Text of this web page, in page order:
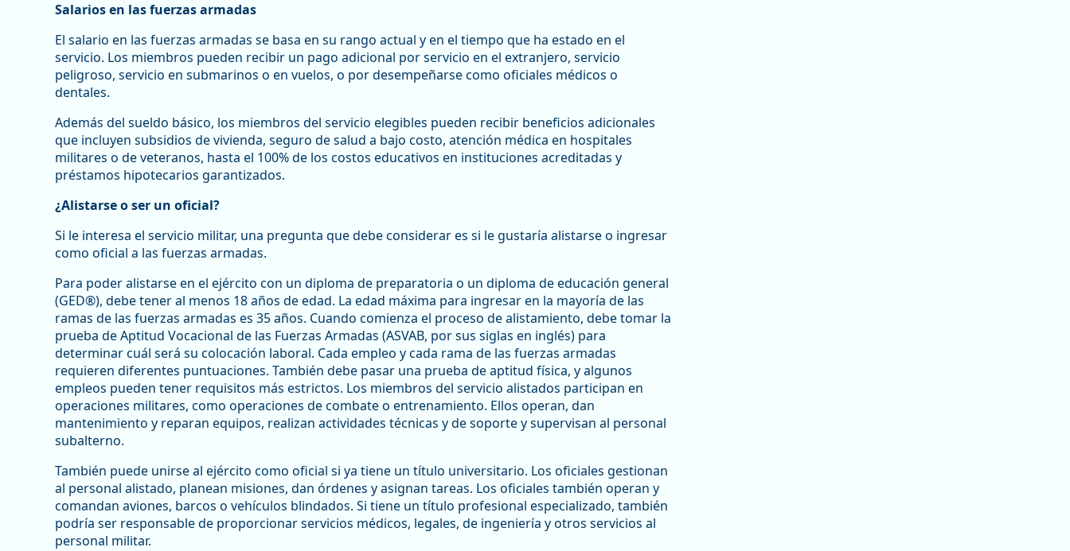
Salarios en las fuerzas armadas
El salario en las fuerzas armadas se basa en su rango actual y en el tiempo que ha estado en el
servicio. Los miembros pueden recibir un pago adicional por servicio en el extranjero, servicio
peligroso, servicio en submarinos o en vuelos, o por desempeñarse como oficiales médicos o
dentales.
Además del sueldo básico, los miembros del servicio elegibles pueden recibir beneficios adicionales
que incluyen subsidios de vivienda, seguro de salud a bajo costo, atención médica en hospitales
militares o de veteranos, hasta el 100% de los costos educativos en instituciones acreditadas y
préstamos hipotecarios garantizados.
¿Alistarse o ser un oficial?
Si le interesa el servicio militar, una pregunta que debe considerar es si le gustaría alistarse o ingresar
como oficial a las fuerzas armadas.
Para poder alistarse en el ejército con un diploma de preparatoria o un diploma de educación general
(GED®), debe tener al menos 18 años de edad. La edad máxima para ingresar en la mayoría de las
ramas de las fuerzas armadas es 35 años. Cuando comienza el proceso de alistamiento, debe tomar la
prueba de Aptitud Vocacional de las Fuerzas Armadas (ASVAB, por sus siglas en inglés) para
determinar cuál será su colocación laboral. Cada empleo y cada rama de las fuerzas armadas
requieren diferentes puntuaciones. También debe pasar una prueba de aptitud física, y algunos
empleos pueden tener requisitos más estrictos. Los miembros del servicio alistados participan en
operaciones militares, como operaciones de combate o entrenamiento. Ellos operan, dan
mantenimiento y reparan equipos, realizan actividades técnicas y de soporte y supervisan al personal
subalterno.
También puede unirse al ejército como oficial si ya tiene un título universitario. Los oficiales gestionan
al personal alistado, planean misiones, dan órdenes y asignan tareas. Los oficiales también operan y
comandan aviones, barcos o vehículos blindados. Si tiene un título profesional especializado, también
podría ser responsable de proporcionar servicios médicos, legales, de ingeniería y otros servicios al
personal militar.